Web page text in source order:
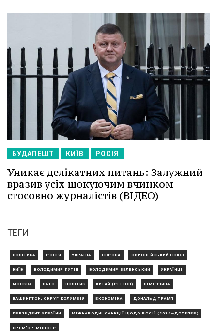
БУДАПЕШТ КИЇВ РОСІЯ
Уникає делікатних питань: Залужний
вразив усіх шокуючим вчинком
стосовно журналістів (ВІДЕО)
ТЕГИ
ПОЛІТИКА РОСІЯ УКРАЇНА ЄВРОПА ЄВРОПЕЙСЬКИЙ СОЮЗ
КИЇВ ВОЛОДИМИР ПУТІН ВОЛОДИМИР ЗЕЛЕНСЬКИЙ УКРАЇНЦІ
МОСКВА НАТО ПОЛІТИК КИТАЙ (РЕГІОН) НІМЕЧЧИНА
ВАШИНГТОН, ОКРУГ КОЛУМБІЯ ЕКОНОМІКА ДОНАЛЬД ТРАМП
ПРЕЗИДЕНТ УКРАЇНИ МІЖНАРОДНІ САНКЦІЇ ЩОДО РОСІЇ (2014—ДОТЕПЕР)
ПРЕМ'ЄР-МІНІСТР